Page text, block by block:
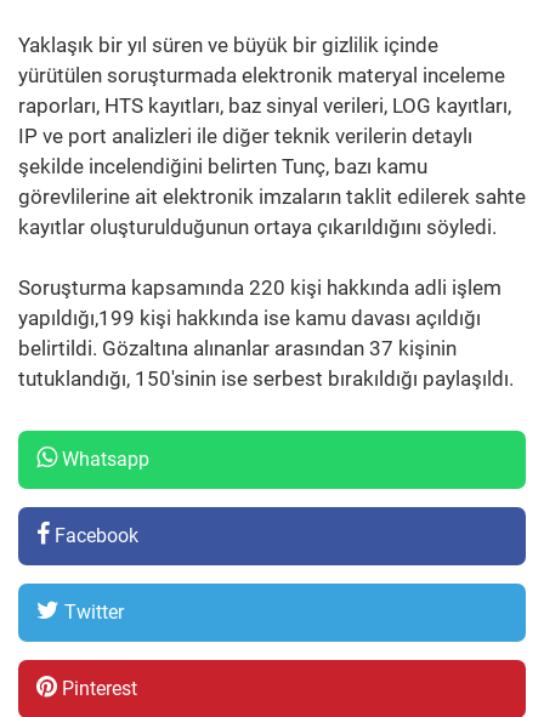
Yaklaşık bir yıl süren ve büyük bir gizlilik içinde
yürütülen soruşturmada elektronik materyal inceleme
raporları, HTS kayıtları, baz sinyal verileri, LOG kayıtları,
IP ve port analizleri ile diğer teknik verilerin detaylı
şekilde incelendiğini belirten Tunç, bazı kamu
görevlilerine ait elektronik imzaların taklit edilerek sahte
kayıtlar oluşturulduğunun ortaya çıkarıldığını söyledi.
Soruşturma kapsamında 220 kişi hakkında adli işlem
yapıldığı,199 kişi hakkında ise kamu davası açıldığı
belirtildi. Gözaltına alınanlar arasından 37 kişinin
tutuklandığı, 150'sinin ise serbest bırakıldığı paylaşıldı.
Whatsapp
Facebook
Twitter
Pinterest